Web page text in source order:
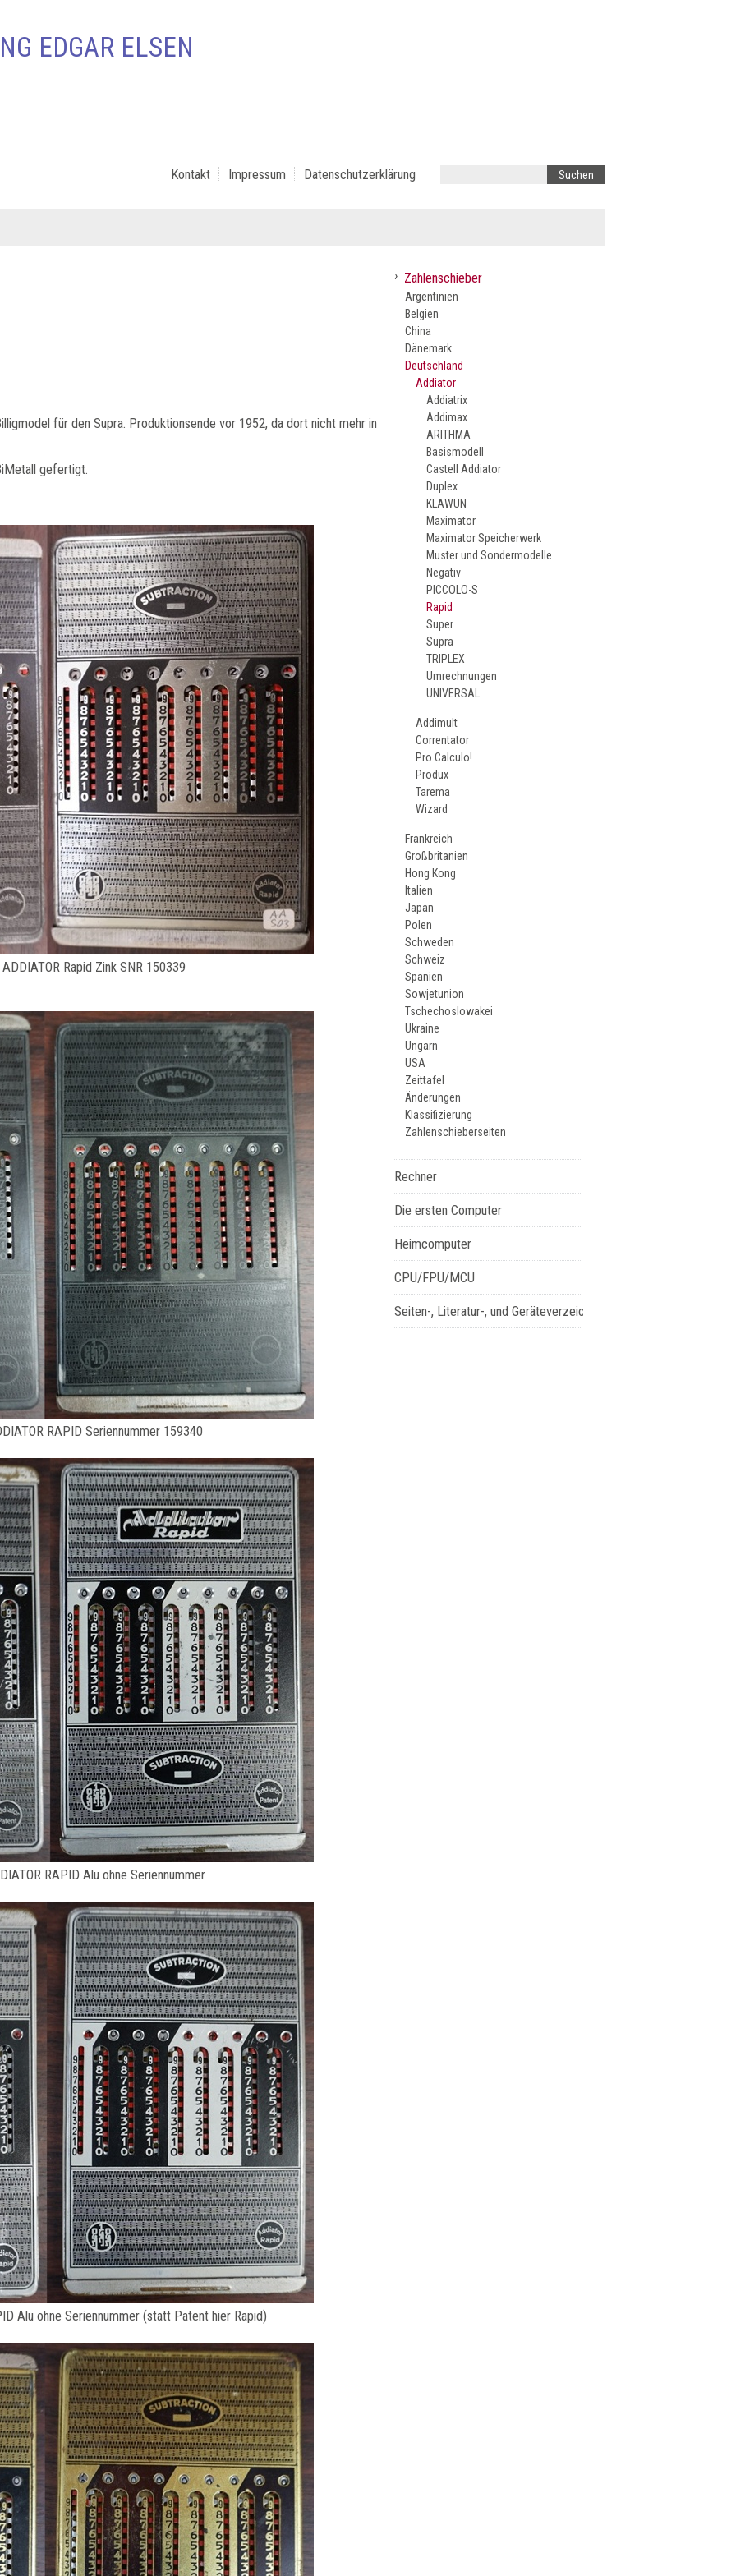
EDGAR ELSEN
Kontakt Impressum Datenschutzerklärung
für den Supra. Produktionsende vor 1952, da dort nicht mehr in
gefertigt.
Rapid Zink SNR 150339
RAPID Seriennummer 159340
RAPID Alu ohne Seriennummer
Alu ohne Seriennummer (statt Patent hier Rapid)
› Zahlenschieber
Argentinien
Belgien
China
Dänemark
Deutschland
Addiator
Addiatrix
Addimax
ARITHMA
Basismodell
Castell Addiator
Duplex
KLAWUN
Maximator
Maximator Speicherwerk
Muster und Sondermodelle
Negativ
PICCOLO-S
Rapid
Super
Supra
TRIPLEX
Umrechnungen
UNIVERSAL
Addimult
Correntator
Pro Calculo!
Produx
Tarema
Wizard
Frankreich
Großbritanien
Hong Kong
Italien
Japan
Polen
Schweden
Schweiz
Spanien
Sowjetunion
Tschechoslowakei
Ukraine
Ungarn
USA
Zeittafel
Änderungen
Klassifizierung
Zahlenschieberseiten
Rechner
Die ersten Computer
Heimcomputer
CPU/FPU/MCU
Seiten-, Literatur-, und Geräteverzeichnis